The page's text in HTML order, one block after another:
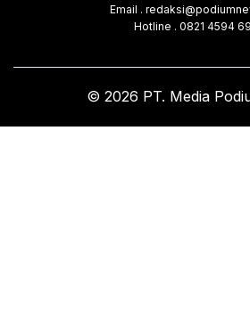
Email .
Hotline . 0821 4594
© 2026 PT. Media